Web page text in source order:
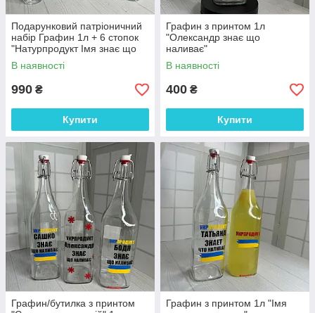
Подарунковий патріоничний
набір Графин 1л + 6 стопок
"Натурпродукт Імя знає що
наливає" в коробці
В наявності
990 ₴
Купити
Графин з принтом 1л
"Олександр знає що
наливає"
В наявності
400 ₴
Купити
Графин/бутилка з принтом
Графин з принтом 1л "Імя